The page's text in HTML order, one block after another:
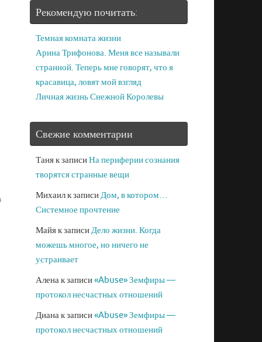
Рекомендую почитать:
Темная комната жизни
Арина Трифонова. Меня все называли
странной. Теперь мне говорят, что я
красавица, ловят мой взгляд
Личная жизнь Снежной Королевы
Свежие комментарии
Таняк записиНа периферии сознания
творятся странные вещи
Михаилк записиДом, в котором…
Системное прочтение
Майяк записиДело жизни. Когда
можешь многое, но ничего не
устраивает
Аленак записи«Abuse» Земфиры —
протокол несчастных отношений
Дианак записи«Abuse» Земфиры —
протокол несчастных отношений